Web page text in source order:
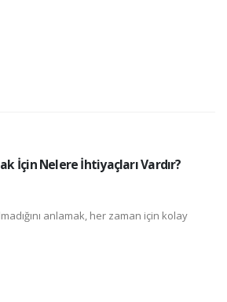
İçin Nelere İhtiyaçları Vardır?
anlamak, her zaman için kolay